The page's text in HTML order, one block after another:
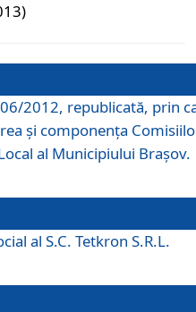
2012, republicată, prin
şi componenţa
al Municipiului Braşov.
al S.C. Tetkron S.R.L.